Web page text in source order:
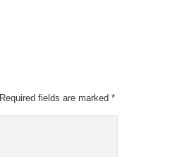
Required fields are marked *